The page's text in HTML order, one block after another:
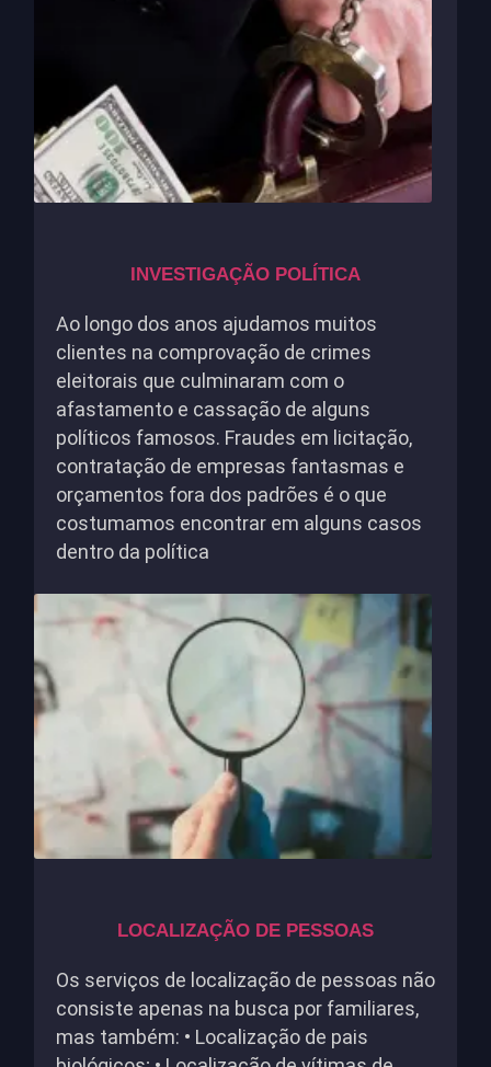
INVESTIGAÇÃO POLÍTICA
Ao longo dos anos ajudamos muitos
clientes na comprovação de crimes
eleitorais que culminaram com o
afastamento e cassação de alguns
políticos famosos. Fraudes em licitação,
contratação de empresas fantasmas e
orçamentos fora dos padrões é o que
costumamos encontrar em alguns casos
dentro da política
LOCALIZAÇÃO DE PESSOAS
Os serviços de localização de pessoas não
consiste apenas na busca por familiares,
mas também: • Localização de pais